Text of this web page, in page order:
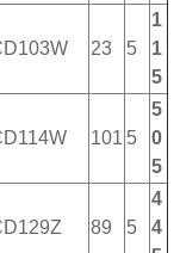
23 5
1
1
5
101 5
5
0
5
89 5
4
4